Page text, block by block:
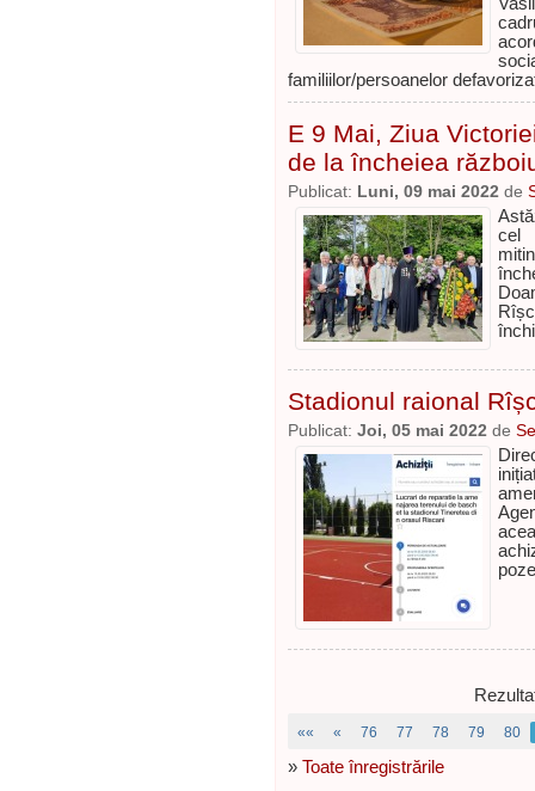
familiilor/persoanelor
E 9 Mai, Ziua
de la încheiea
Publicat: Luni, 09 mai 2022 de
cel
Stadionul raional
Publicat: Joi, 05 mai 2022 de
«« « 76 77 78 79 80
» Toate înregistrările